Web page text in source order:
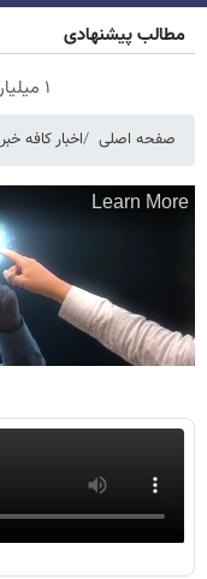
مطالب پیشنهادی
۱ میلیارد اعتبار خرید طلا | بدون ضامن و چک
صفحه اصلی اخبار کافه خبر